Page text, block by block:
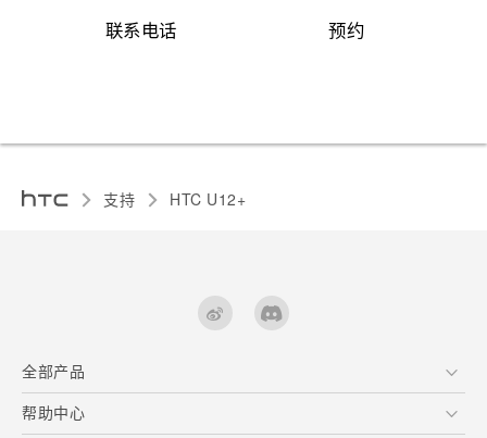
联系电话 预约
支持 HTC U12+‎
全部产品
区块链智能手机
帮助中心